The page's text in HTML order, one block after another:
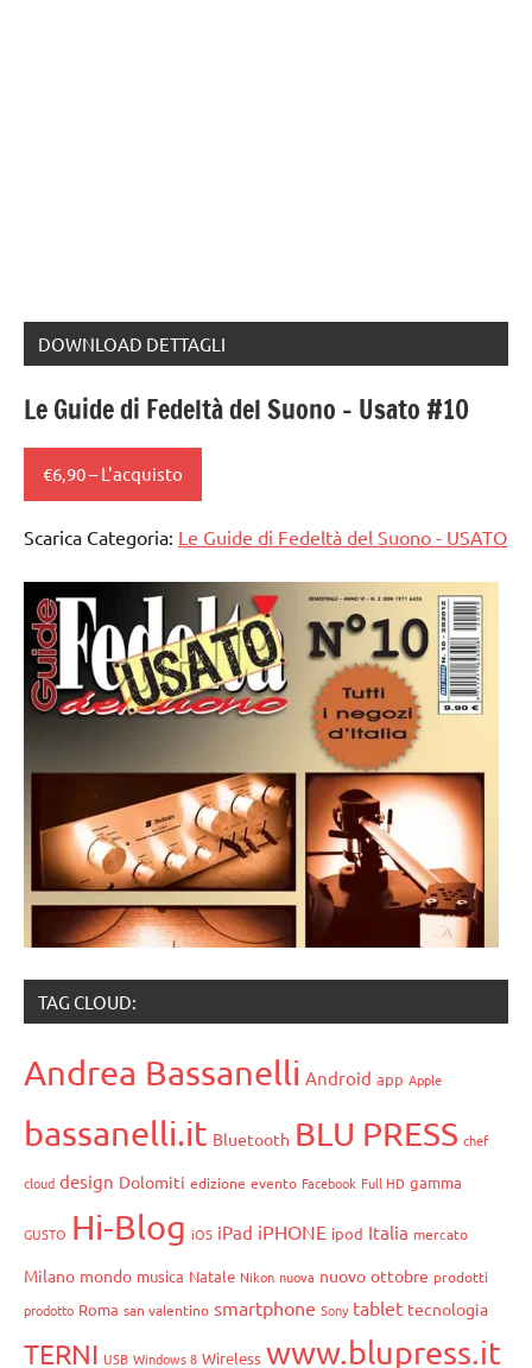
DOWNLOAD DETTAGLI
Le Guide di Fedeltà del Suono – Usato #10
€6,90 – L'acquisto
Scarica Categoria: Le Guide di Fedeltà del Suono - USATO
TAG CLOUD:
Andrea Bassanelli Android app Apple
bassanelli.it Bluetooth BLU PRESS chef
cloud design Dolomiti edizione evento Facebook Full HD gamma
GUSTO Hi-Blog iOS iPad iPHONE ipod Italia mercato
Milano mondo musica Natale Nikon nuova nuovo ottobre prodotti
prodotto Roma san valentino smartphone Sony tablet tecnologia
TERNI USB Windows 8 Wireless www.blupress.it